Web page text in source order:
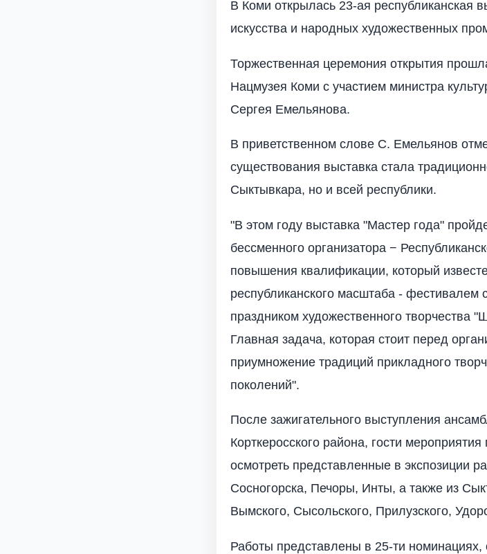
В Коми открылась 23-ая республиканская
искусства и народных художественных
Торжественная церемония открытия
Нацмузея Коми с участием министра
Сергея Емельянова.
В приветственном слове С. Емельянов
существования выставка стала
Сыктывкара, но и всей республики.
"В этом году выставка "Мастер года"
бессменного организатора −
повышения квалификации, который
республиканского масштаба -
праздником художественного творчества
Главная задача, которая стоит перед
приумножение традиций прикладного
поколений".
После зажигательного выступления
Корткеросского района, гости
осмотреть представленные в экспозиции
Сосногорска, Печоры, Инты, а также из
Вымского, Сысольского, Прилузского,
Работы представлены в 25-ти